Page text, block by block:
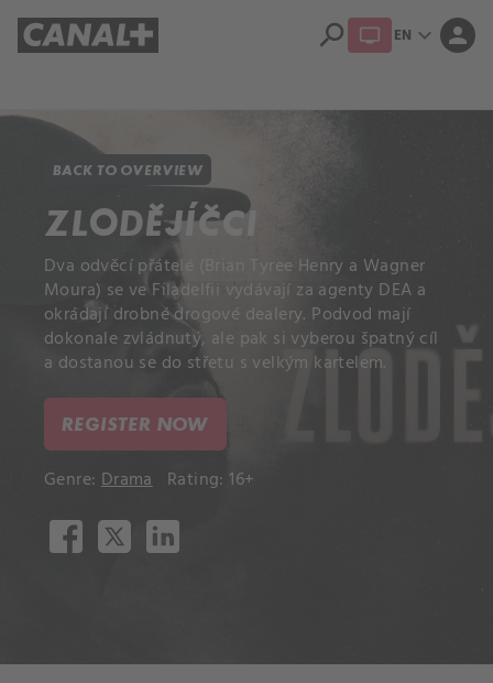
search EN expand_more person
BACK TO OVERVIEW
ZLODĚJÍČCI
Dva odvěcí přátelé (Brian Tyree Henry a Wagner
Moura) se ve Filadelfii vydávají za agenty DEA a
okrádají drobné drogové dealery. Podvod mají
dokonale zvládnutý, ale pak si vyberou špatný cíl
a dostanou se do střetu s velkým kartelem.
REGISTER NOW
Genre: Drama Rating: 16+